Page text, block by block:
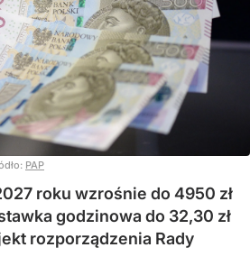
PAP
roku wzrośnie do 4950 zł
godzinowa do 32,30 zł
rozporządzenia Rady